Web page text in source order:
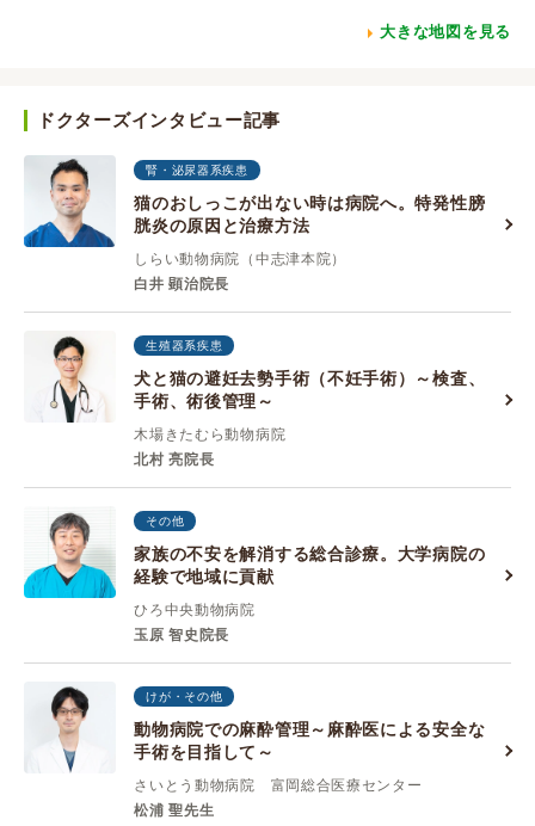
大きな地図を見る
ドクターズインタビュー記事
腎・泌尿器系疾患
猫のおしっこが出ない時は病院へ。特発性膀
胱炎の原因と治療方法
しらい動物病院（中志津本院）
白井 顕治院長
生殖器系疾患
犬と猫の避妊去勢手術（不妊手術）～検査、
手術、術後管理～
木場きたむら動物病院
北村 亮院長
その他
家族の不安を解消する総合診療。大学病院の
経験で地域に貢献
ひろ中央動物病院
玉原 智史院長
けが・その他
動物病院での麻酔管理～麻酔医による安全な
手術を目指して～
さいとう動物病院 富岡総合医療センター
松浦 聖先生